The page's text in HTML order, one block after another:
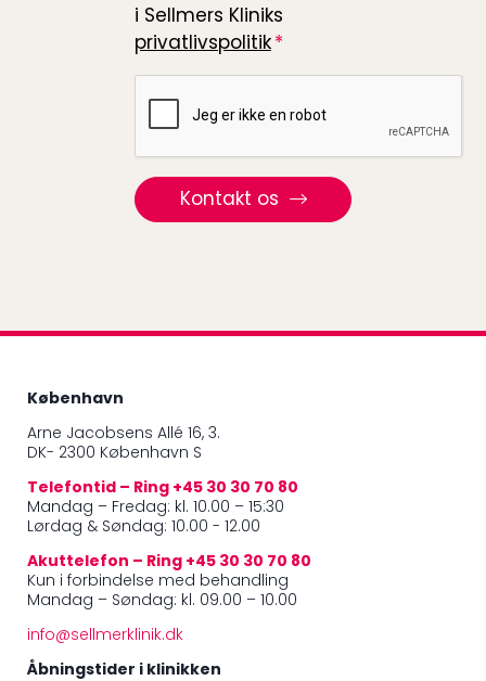
i Sellmers Kliniks
privatlivspolitik
Kontakt os
København
Arne Jacobsens Allé 16, 3.
DK- 2300 København S
Telefontid – Ring +45 30 30 70 80
Mandag – Fredag: kl. 10.00 – 15:30
Lørdag & Søndag: 10.00 - 12.00
Akuttelefon – Ring +45 30 30 70 80
Kun i forbindelse med behandling
Mandag – Søndag: kl. 09.00 – 10.00
info@sellmerklinik.dk
Åbningstider i klinikken